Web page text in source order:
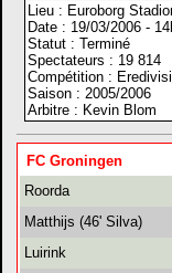
Lieu : Euroborg
Date : 19/03/2006 -
Statut : Terminé
Spectateurs : 19 814
Compétition :
Saison : 2005/2006
Arbitre : Kevin Blom
FC Groningen
Roorda
Matthijs (46' Silva)
Luirink